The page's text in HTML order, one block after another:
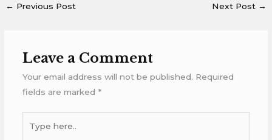
← Previous Post Next Post →
Leave a Comment
Your email address will not be published. Required
fields are marked *
here..